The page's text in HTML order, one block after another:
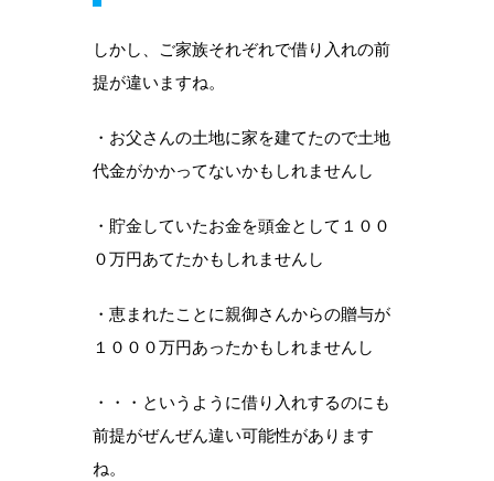
しかし、ご家族それぞれで借り入れの前
提が違いますね。
・お父さんの土地に家を建てたので土地
代金がかかってないかもしれませんし
・貯金していたお金を頭金として１００
０万円あてたかもしれませんし
・恵まれたことに親御さんからの贈与が
１０００万円あったかもしれませんし
・・・というように借り入れするのにも
前提がぜんぜん違い可能性があります
ね。